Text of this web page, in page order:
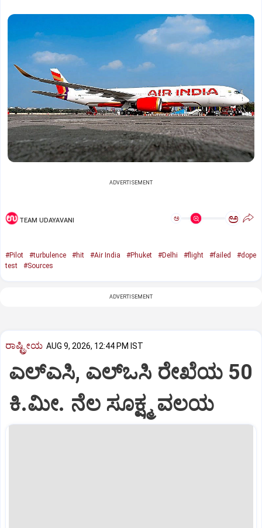
ADVERTISEMENT
TEAM UDAYAVANI ಅ ಅ
#Pilot #turbulence #hit #Air India #Phuket #Delhi #flight #failed
#dope
test
#Sources
ADVERTISEMENT
ರಾಷ್ಟ್ರೀಯ AUG 9, 2026, 12:44 PM IST
ಎಲ್‌ಎಸಿ, ಎಲ್‌ಒಸಿ ರೇಖೆಯ 50
ಕಿ.ಮೀ. ನೆಲ ಸೂಕ್ಷ್ಮ ವಲಯ